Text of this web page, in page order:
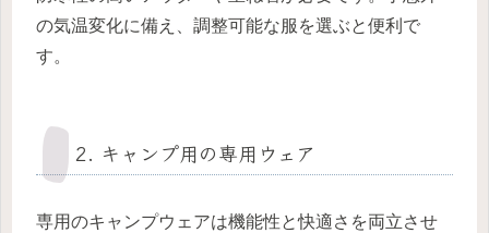
の気温変化に備え、調整可能な服を選ぶと便利で
す。
2. キャンプ用の専用ウェア
専用のキャンプウェアは機能性と快適さを両立させ